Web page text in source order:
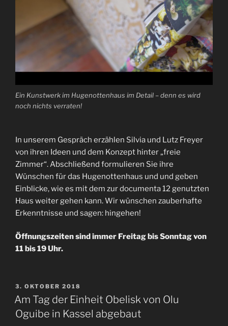
Ein Kunstwerk im Hugenottenhaus im Detail – denn es wird
noch nichts verraten!
In unserem Gespräch erzählen Silvia und Lutz Freyer
von ihren Ideen und dem Konzept hinter „freie
Zimmer“. Abschließend formulieren Sie ihre
Wünschen für das Hugenottenhaus und und geben
Einblicke, wie es mit dem zur documenta 12 genutzten
Haus weiter gehen kann. Wir wünschen zauberhafte
Erkenntnisse und sagen: hingehen!
Öffnungszeiten sind immer Freitag bis Sonntag von
11 bis 19 Uhr.
VERÖFFENTLICHT
AM
3. OKTOBER 2018
Am Tag der Einheit Obelisk von Olu
Oguibe in Kassel abgebaut